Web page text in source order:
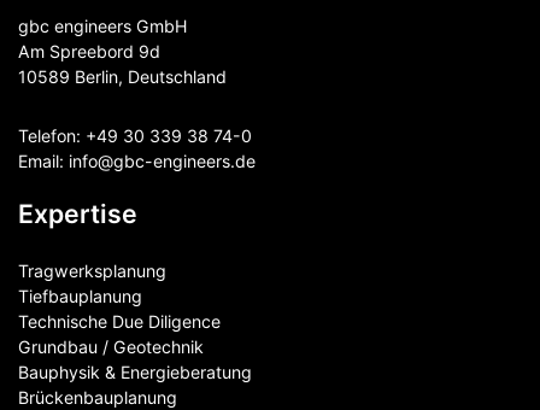
gbc engineers GmbH
Am Spreebord 9d
10589 Berlin, Deutschland
Telefon: +49 30 339 38 74-0
Email: info@gbc-engineers.de
Expertise
Tragwerksplanung
Tiefbauplanung
Technische Due Diligence
Grundbau / Geotechnik
Bauphysik & Energieberatung
Brückenbauplanung